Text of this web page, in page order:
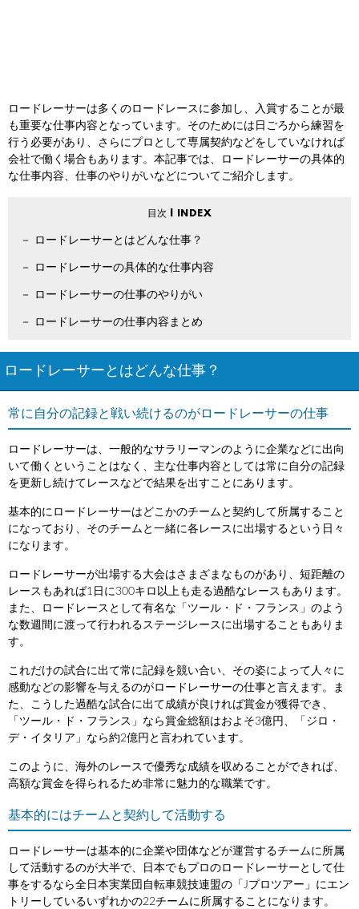
ロードレーサーは多くのロードレースに参加し、入賞することが最
も重要な仕事内容となっています。そのためには日ごろから練習を
行う必要があり、さらにプロとして専属契約などをしていなければ
会社で働く場合もあります。本記事では、ロードレーサーの具体的
な仕事内容、仕事のやりがいなどについてご紹介します。
ロードレーサーとはどんな仕事？
ロードレーサーの具体的な仕事内容
ロードレーサーの仕事のやりがい
ロードレーサーの仕事内容まとめ
ロードレーサーとはどんな仕事？
常に自分の記録と戦い続けるのがロードレーサーの仕事
ロードレーサーは、一般的なサラリーマンのように企業などに出向
いて働くということはなく、主な仕事内容としては常に自分の記録
を更新し続けてレースなどで結果を出すことにあります。
基本的にロードレーサーはどこかのチームと契約して所属すること
になっており、そのチームと一緒に各レースに出場するという日々
になります。
ロードレーサーが出場する大会はさまざまなものがあり、短距離の
レースもあれば1日に300キロ以上も走る過酷なレースもあります。
また、ロードレースとして有名な「ツール・ド・フランス」のよう
な数週間に渡って行われるステージレースに出場することもありま
す。
これだけの試合に出て常に記録を競い合い、その姿によって人々に
感動などの影響を与えるのがロードレーサーの仕事と言えます。ま
た、こうした過酷な試合に出て成績が良ければ賞金が獲得でき、
「ツール・ド・フランス」なら賞金総額はおよそ3億円、「ジロ・
デ・イタリア」なら約2億円と言われています。
このように、海外のレースで優秀な成績を収めることができれば、
高額な賞金を得られるため非常に魅力的な職業です。
基本的にはチームと契約して活動する
ロードレーサーは基本的に企業や団体などが運営するチームに所属
して活動するのが大半で、日本でもプロのロードレーサーとして仕
事をするなら全日本実業団自転車競技連盟の「Jプロツアー」にエン
トリーしているいずれかの22チームに所属することになります。